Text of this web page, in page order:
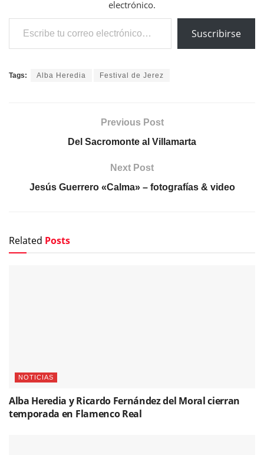
electrónico.
Escribe tu correo electrónico…
Suscribirse
Tags: Alba Heredia Festival de Jerez
Previous Post
Del Sacromonte al Villamarta
Next Post
Jesús Guerrero «Calma» – fotografías & video
Related Posts
NOTICIAS
Alba Heredia y Ricardo Fernández del Moral cierran
temporada en Flamenco Real